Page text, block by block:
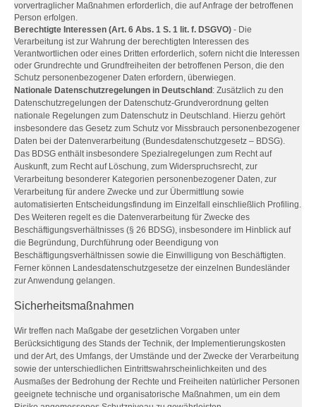
vorvertraglicher Maßnahmen erforderlich, die auf Anfrage der betroffenen
Person erfolgen.
Berechtigte Interessen (Art. 6 Abs. 1 S. 1 lit. f. DSGVO) - Die
Verarbeitung ist zur Wahrung der berechtigten Interessen des
Verantwortlichen oder eines Dritten erforderlich, sofern nicht die Interessen
oder Grundrechte und Grundfreiheiten der betroffenen Person, die den
Schutz personenbezogener Daten erfordern, überwiegen.
Nationale Datenschutzregelungen in Deutschland : Zusätzlich zu den
Datenschutzregelungen der Datenschutz-Grundverordnung gelten
nationale Regelungen zum Datenschutz in Deutschland. Hierzu gehört
insbesondere das Gesetz zum Schutz vor Missbrauch personenbezogener
Daten bei der Datenverarbeitung (Bundesdatenschutzgesetz – BDSG).
Das BDSG enthält insbesondere Spezialregelungen zum Recht auf
Auskunft, zum Recht auf Löschung, zum Widerspruchsrecht, zur
Verarbeitung besonderer Kategorien personenbezogener Daten, zur
Verarbeitung für andere Zwecke und zur Übermittlung sowie
automatisierten Entscheidungsfindung im Einzelfall einschließlich Profiling.
Des Weiteren regelt es die Datenverarbeitung für Zwecke des
Beschäftigungsverhältnisses (§ 26 BDSG), insbesondere im Hinblick auf
die Begründung, Durchführung oder Beendigung von
Beschäftigungsverhältnissen sowie die Einwilligung von Beschäftigten.
Ferner können Landesdatenschutzgesetze der einzelnen Bundesländer
zur Anwendung gelangen.
Sicherheitsmaßnahmen
Wir treffen nach Maßgabe der gesetzlichen Vorgaben unter
Berücksichtigung des Stands der Technik, der Implementierungskosten
und der Art, des Umfangs, der Umstände und der Zwecke der Verarbeitung
sowie der unterschiedlichen Eintrittswahrscheinlichkeiten und des
Ausmaßes der Bedrohung der Rechte und Freiheiten natürlicher Personen
geeignete technische und organisatorische Maßnahmen, um ein dem